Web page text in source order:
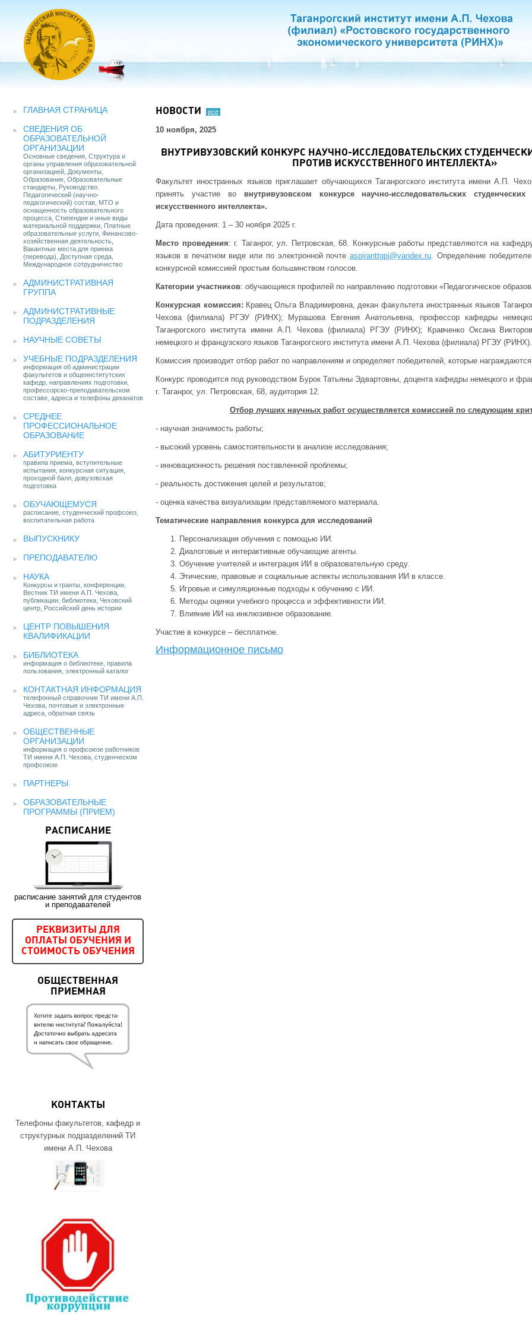
ГЛАВНАЯ СТРАНИЦА
СВЕДЕНИЯ ОБ
ОБРАЗОВАТЕЛЬНОЙ
ОРГАНИЗАЦИИ
Основные сведения, Структура и
органы управления образовательной
организацией, Документы,
Образование, Образовательные
стандарты, Руководство.
Педагогический (научно-
педагогический) состав, МТО и
оснащенность образовательного
процесса, Стипендии и иные виды
материальной поддержки, Платные
образовательные услуги, Финансово-
хозяйственная деятельность,
Вакантные места для приема
(перевода), Доступная среда,
Международное сотрудничество
АДМИНИСТРАТИВНАЯ
ГРУППА
АДМИНИСТРАТИВНЫЕ
ПОДРАЗДЕЛЕНИЯ
НАУЧНЫЕ СОВЕТЫ
УЧЕБНЫЕ ПОДРАЗДЕЛЕНИЯ
информация об администрации
факультетов и общеинститутских
кафедр, направлениях подготовки,
профессорско-преподавательском
составе, адреса и телефоны деканатов
СРЕДНЕЕ
ПРОФЕССИОНАЛЬНОЕ
ОБРАЗОВАНИЕ
АБИТУРИЕНТУ
правила приема, вступительные
испытания, конкурсная ситуация,
проходной балл, довузовская
подготовка
ОБУЧАЮЩЕМУСЯ
расписание, студенческий профсоюз,
воспитательная работа
ВЫПУСКНИКУ
ПРЕПОДАВАТЕЛЮ
НАУКА
Конкурсы и гранты, конференции,
Вестник ТИ имени А.П. Чехова,
публикации, библиотека, Чеховский
центр, Российский день истории
ЦЕНТР ПОВЫШЕНИЯ
КВАЛИФИКАЦИИ
БИБЛИОТЕКА
информация о библиотеке, правила
пользования, электронный каталог
КОНТАКТНАЯ ИНФОРМАЦИЯ
телефонный справочник ТИ имени А.П.
Чехова, почтовые и электронные
адреса, обратная связь
ОБЩЕСТВЕННЫЕ
ОРГАНИЗАЦИИ
информация о профсоюзе работников
ТИ имени А.П. Чехова, студенческом
профсоюзе
ПАРТНЕРЫ
ОБРАЗОВАТЕЛЬНЫЕ
ПРОГРАММЫ (ПРИЕМ)
РАСПИСАНИЕ
расписание занятий для студентов
и преподавателей
РЕКВИЗИТЫ ДЛЯ
ОПЛАТЫ ОБУЧЕНИЯ И
СТОИМОСТЬ ОБУЧЕНИЯ
ОБЩЕСТВЕННАЯ
ПРИЕМНАЯ
КОНТАКТЫ
Телефоны факультетов, кафедр и
структурных подразделений ТИ
имени А.П. Чехова
НОВОСТИ все
10 ноября, 2025
ВНУТРИВУЗОВСКИЙ КОНКУРС НАУЧНО-ИССЛЕДОВАТЕЛЬСКИХ
ПРОТИВ ИСКУССТВЕННОГО ИНТЕЛЛЕКТА»
Факультет иностранных языков приглашает обучающихся Таганрогского института имени А.П.
принять участие во внутривузовском конкурсе научно-исследовательских
искусственного интеллекта».
Дата проведения: 1 – 30 ноября 2025 г.
Место проведения: г. Таганрог, ул. Петровская, 68. Конкурсные работы представляются на
языков в печатном виде или по электронной почте aspiranttgpi@yandex.ru. Определение
конкурсной комиссией простым большинством голосов.
Категории участников: обучающиеся профилей по направлению подготовки «Педагогическое
Конкурсная комиссия: Кравец Ольга Владимировна, декан факультета иностранных языков
Чехова (филиала) РГЭУ (РИНХ); Мурашова Евгения Анатольевна, профессор кафедры
Таганрогского института имени А.П. Чехова (филиала) РГЭУ (РИНХ); Кравченко Оксана
немецкого и французского языков Таганрогского института имени А.П. Чехова (филиала) РГЭУ (РИНХ).
Комиссия производит отбор работ по направлениям и определяет победителей, которые
Конкурс проводится под руководством Бурок Татьяны Эдвартовны, доцента кафедры немецкого и
г. Таганрог, ул. Петровская, 68, аудитория 12.
Отбор лучших научных работ осуществляется комиссией по следующим
- научная значимость работы;
- высокий уровень самостоятельности в анализе исследования;
- инновационность решения поставленной проблемы;
- реальность достижения целей и результатов;
- оценка качества визуализации представляемого материала.
Тематические направления конкурса для исследований
Персонализация обучения с помощью ИИ.
Диалоговые и интерактивные обучающие агенты.
Обучение учителей и интеграция ИИ в образовательную среду.
Этические, правовые и социальные аспекты использования ИИ в классе.
Игровые и симуляционные подходы к обучению с ИИ.
Методы оценки учебного процесса и эффективности ИИ.
Влияние ИИ на инклюзивное образование.
Участие в конкурсе – бесплатное.
Информационное письмо